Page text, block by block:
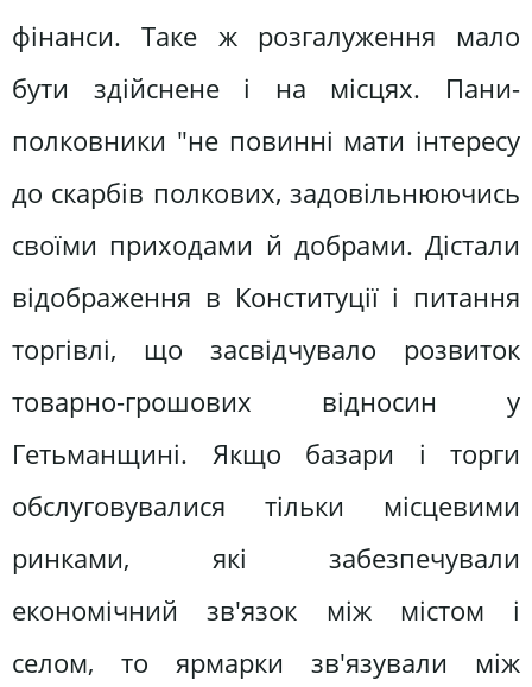
фінанси. Таке ж розгалуження мало
бути здійснене і на місцях. Пани-
полковники "не повинні мати інтересу
до скарбів полкових, задовільнюючись
своїми приходами й добрами. Дістали
відображення в Конституції і питання
торгівлі, що засвідчувало розвиток
товарно-грошових відносин у
Гетьманщині. Якщо базари і торги
обслуговувалися тільки місцевими
ринками, які забезпечували
економічний зв'язок між містом і
селом, то ярмарки зв'язували між